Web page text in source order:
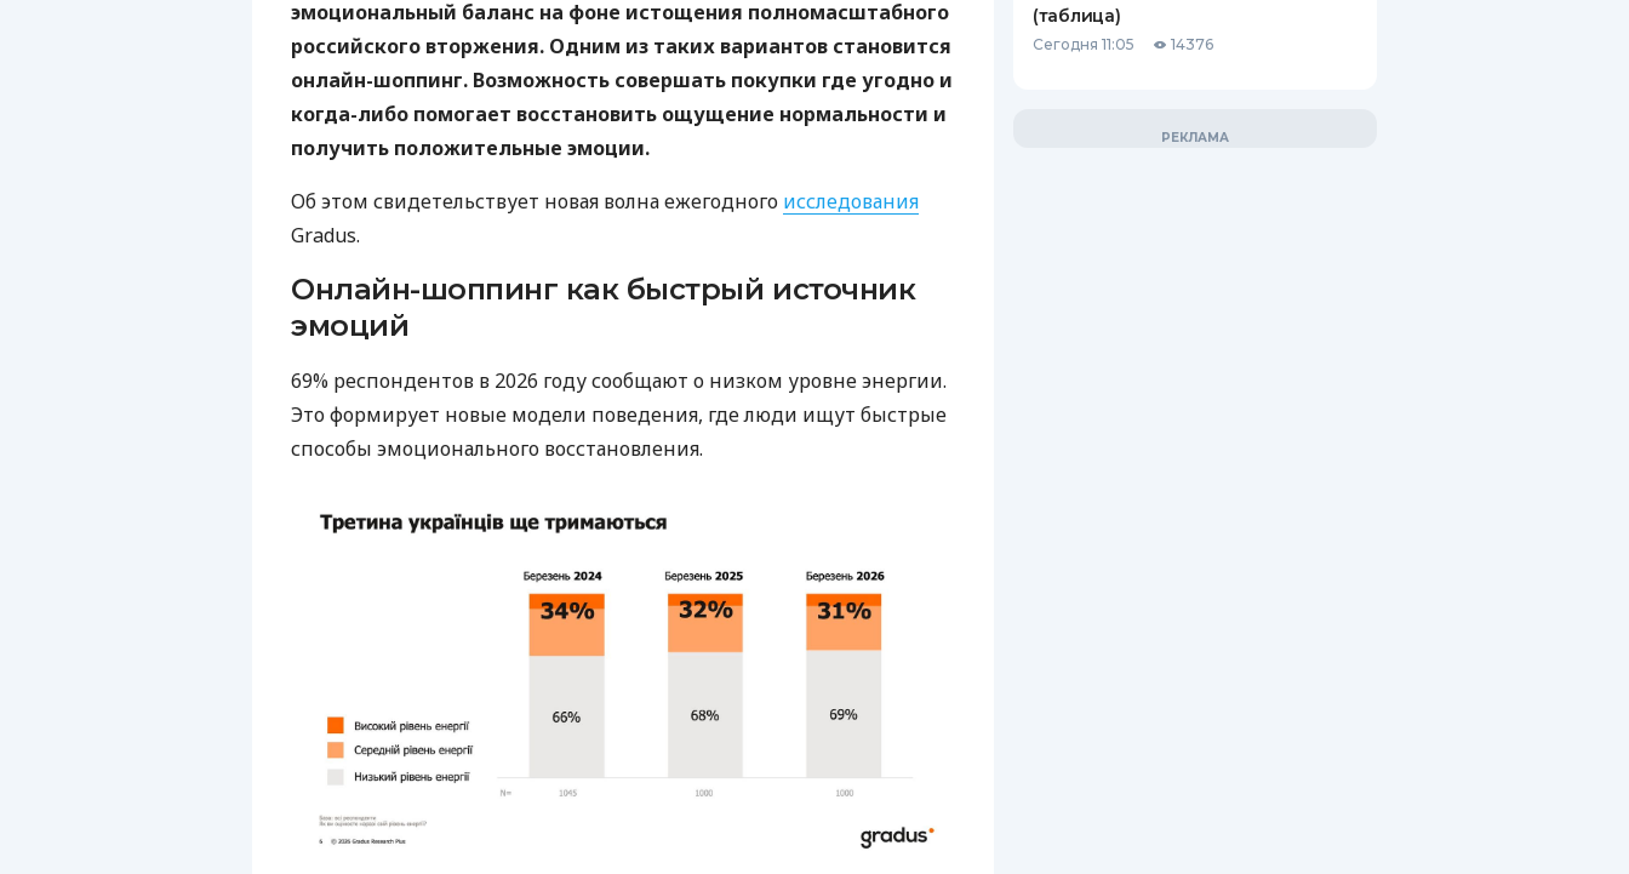
эмоциональный баланс на фоне истощения полномасштабного
российского вторжения. Одним из таких вариантов становится
онлайн-шоппинг. Возможность совершать покупки где угодно и
когда-либо помогает восстановить ощущение нормальности и
получить положительные эмоции.
Об этом свидетельствует новая волна ежегодного исследования
Gradus.
Онлайн-шоппинг как быстрый источник
эмоций
69% респондентов в 2026 году сообщают о низком уровне энергии.
Это формирует новые модели поведения, где люди ищут быстрые
способы эмоционального восстановления.
(таблица)
Сегодня 11:05 14376